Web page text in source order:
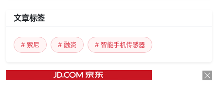
文章标签
# 索尼 # 融资 # 智能手机传感器